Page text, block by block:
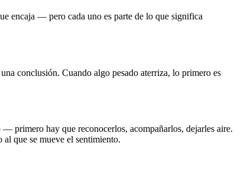
encaja — pero cada uno es parte de lo que significa
conclusión. Cuando algo pesado aterriza, lo primero es
primero hay que reconocerlos, acompañarlos, dejarles aire.
que se mueve el sentimiento.